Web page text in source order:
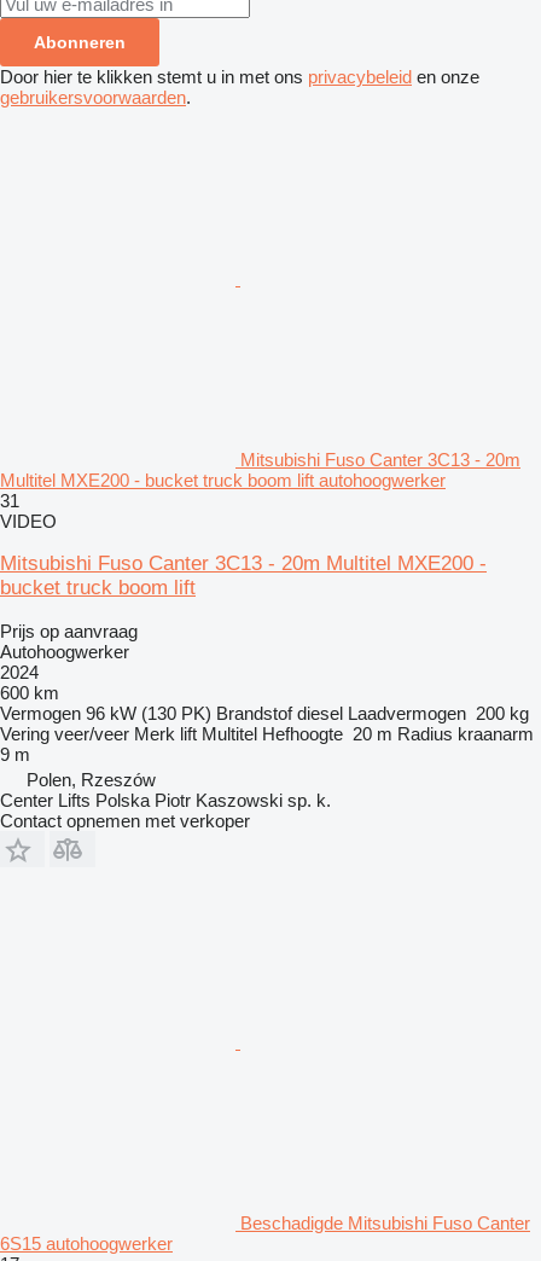
Abonneren
Door hier te klikken stemt u in met ons privacybeleid en onze
gebruikersvoorwaarden.
Mitsubishi Fuso Canter 3C13 - 20m
Multitel MXE200 - bucket truck boom lift autohoogwerker
31
VIDEO
Mitsubishi Fuso Canter 3C13 - 20m Multitel MXE200 -
bucket truck boom lift
Prijs op aanvraag
Autohoogwerker
2024
600 km
Vermogen 96 kW (130 PK) Brandstof diesel Laadvermogen 200 kg
Vering veer/veer Merk lift Multitel Hefhoogte 20 m Radius kraanarm
9 m
Polen, Rzeszów
Center Lifts Polska Piotr Kaszowski sp. k.
Contact opnemen met verkoper
Beschadigde Mitsubishi Fuso Canter
6S15 autohoogwerker